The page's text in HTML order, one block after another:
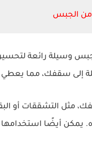
من الجبس
وسيلة رائعة
إلى سقفك، مما يعطي
مثل التشققات أو
أيضًا استخدامها